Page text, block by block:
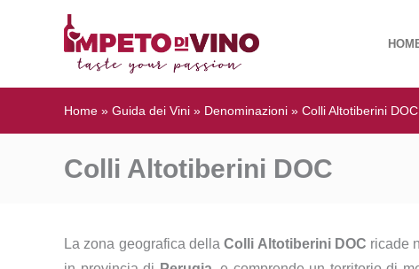
Home » Guida dei Vini » Denominazioni » Colli Altotiberini DOC
Colli Altotiberini DOC
La zona geografica dellaColli Altotiberini DOC ricade